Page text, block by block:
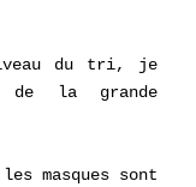
du tri, je
la grande
masques sont